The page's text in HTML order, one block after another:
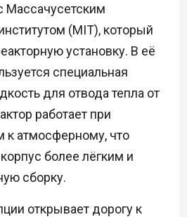
Массачусетским
(MIT), который
установку. В её
специальная
для отвода тепла от
работает при
к атмосферному, что
более лёгким и
сборку.
открывает дорогу к